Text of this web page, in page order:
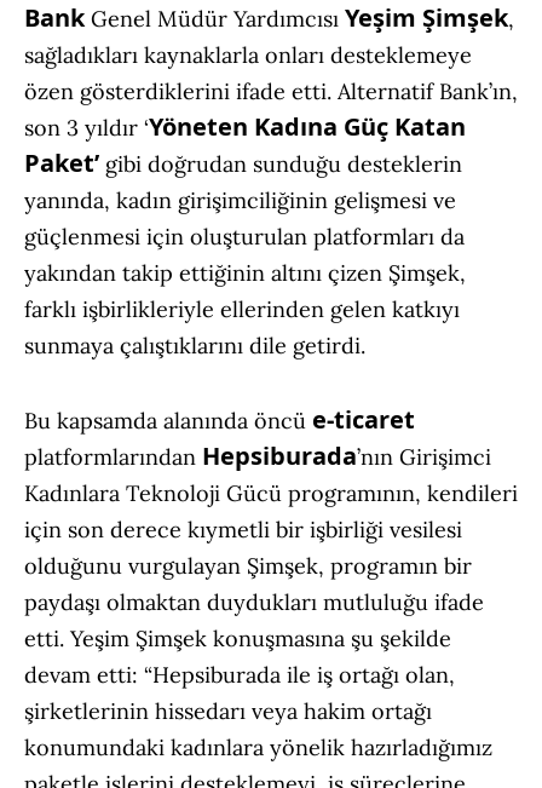
BankGenel Müdür Yardımcısı Yeşim Şimşek,
sağladıkları kaynaklarla onları desteklemeye
özen gösterdiklerini ifade etti. Alternatif Bank’ın,
son 3 yıldır ‘Yöneten Kadına Güç Katan
Paket’ gibi doğrudan sunduğu desteklerin
yanında, kadın girişimciliğinin gelişmesi ve
güçlenmesi için oluşturulan platformları da
yakından takip ettiğinin altını çizen Şimşek,
farklı işbirlikleriyle ellerinden gelen katkıyı
sunmaya çalıştıklarını dile getirdi.
Bu kapsamda alanında öncü e-ticaret
platformlarından Hepsiburada’nın Girişimci
Kadınlara Teknoloji Gücü programının, kendileri
için son derece kıymetli bir işbirliği vesilesi
olduğunu vurgulayan Şimşek, programın bir
paydaşı olmaktan duydukları mutluluğu ifade
etti. Yeşim Şimşek konuşmasına şu şekilde
devam etti: “Hepsiburada ile iş ortağı olan,
şirketlerinin hissedarı veya hakim ortağı
konumundaki kadınlara yönelik hazırladığımız